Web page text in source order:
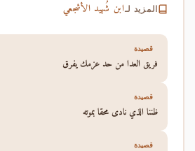
المزيد لـابن شُهيد الأشجعي
قصيدة
فريق العدا من حد عزمك يفرق
قصيدة
ظننا الذي نادى محقا بموته
قصيدة